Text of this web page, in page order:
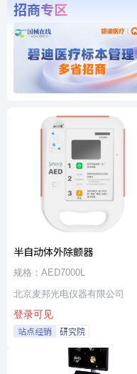
招商专区
半自动体外除颤器
规格：AED7000L
北京麦邦光电仪器有限公司
登录可见
站点经销 研究院